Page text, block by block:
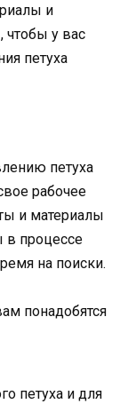
и
чтобы у вас
петуха
петуха
рабочее
и материалы
в процессе
на поиски.
понадобятся
петуха и для